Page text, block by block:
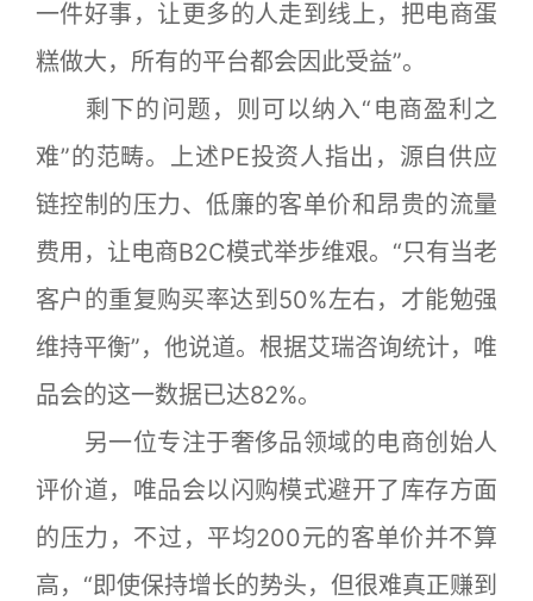
一件好事，让更多的人走到线上，把电商蛋
糕做大，所有的平台都会因此受益”。
剩下的问题，则可以纳入“电商盈利之
难”的范畴。上述PE投资人指出，源自供应
链控制的压力、低廉的客单价和昂贵的流量
费用，让电商B2C模式举步维艰。“只有当老
客户的重复购买率达到50%左右，才能勉强
维持平衡”，他说道。根据艾瑞咨询统计，唯
品会的这一数据已达82%。
另一位专注于奢侈品领域的电商创始人
评价道，唯品会以闪购模式避开了库存方面
的压力，不过，平均200元的客单价并不算
高，“即使保持增长的势头，但很难真正赚到